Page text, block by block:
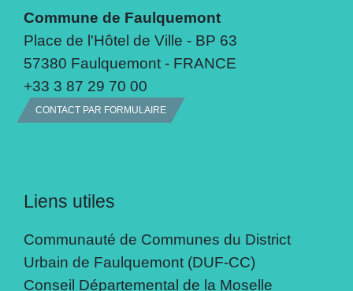
Commune de Faulquemont
Place de l'Hôtel de Ville - BP 63
57380 Faulquemont - FRANCE
+33 3 87 29 70 00
CONTACT PAR FORMULAIRE
Liens utiles
Communauté de Communes du District
Urbain de Faulquemont (DUF-CC)
Conseil Départemental de la Moselle